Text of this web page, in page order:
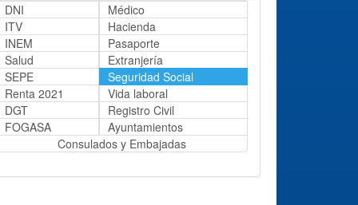
DNI
Médico
ITV
Hacienda
INEM
Pasaporte
Salud
Extranjería
SEPE
Seguridad Social
Renta 2021
Vida laboral
DGT
Registro Civil
FOGASA
Ayuntamientos
Consulados y Embajadas